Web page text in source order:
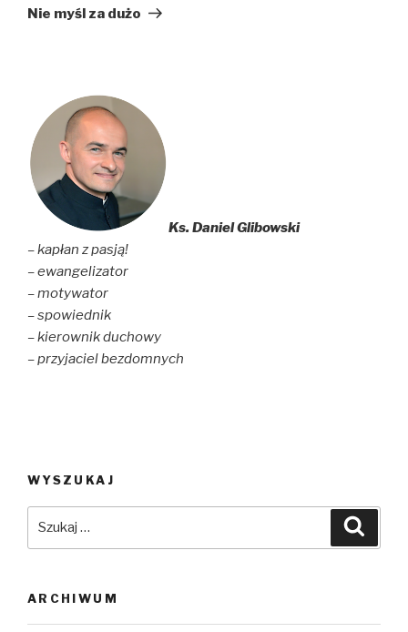
wpis
Nie myśl za dużo
Ks. Daniel Glibowski
– kapłan z pasją!
– ewangelizator
– motywator
– spowiednik
– kierownik duchowy
– przyjaciel bezdomnych
WYSZUKAJ
ARCHIWUM